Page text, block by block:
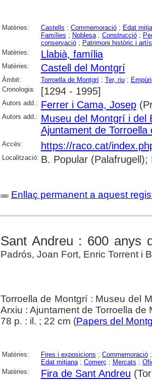
Matèries: Castells ; Commemoració; Edat
Famílies ; Noblesa; Construcció;
conservació; Patrimoni històric i
Matèries:
Llabià, família
Matèries: Castell del Montgrí
Àmbit: Torroella de Montgrí; Ter, riu;
Cronologia:
[1294 - 1995]
Autors add.: Ferrer i Cama, Josep
Autors add.: Museu del Montgrí i del
Ajuntament de Torroella
Accés: https://raco.cat/
Localització: B. Popular
Enllaç permanent a aquest
Sant Andreu : 600 anys
Padrós, Joan Fort, Enric Torrent i
Torroella de Montgrí : Museu del
Arxiu : Ajuntament de Torroella de
78 p. : il. ; 22 cm (Papers del
Matèries: Fires i exposicions ; Commemoració
Edat mitjana; Comerç ; Mercats ;
Matèries:
Fira de Sant Andreu